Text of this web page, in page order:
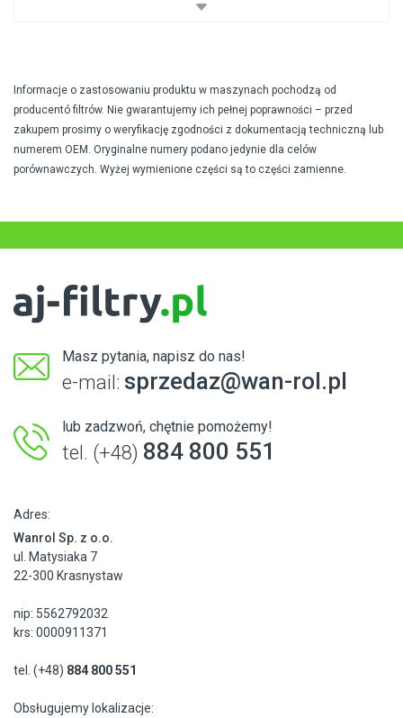
Informacje o zastosowaniu produktu w maszynach pochodzą od
producentó filtrów. Nie gwarantujemy ich pełnej poprawności – przed
zakupem prosimy o weryfikację zgodności z dokumentacją techniczną lub
numerem OEM. Oryginalne numery podano jedynie dla celów
porównawczych. Wyżej wymienione części są to części zamienne.
Masz pytania, napisz do nas!
e-mail: sprzedaz@wan-rol.pl
lub zadzwoń, chętnie pomożemy!
tel. (+48) 884 800 551
Adres:
Wanrol Sp. z o.o.
ul. Matysiaka 7
22-300 Krasnystaw
nip: 5562792032
krs: 0000911371
tel. (+48) 884 800 551
Obsługujemy lokalizacje: